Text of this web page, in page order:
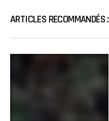
ARTICLES RECOMMANDÉS :